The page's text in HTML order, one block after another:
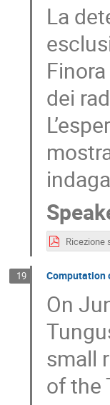
La
dei
19 Computation
On
small
of the